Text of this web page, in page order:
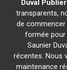
Duval Publier
transparents,
de
formée pour
Saunier
récentes. Nous
maintenance